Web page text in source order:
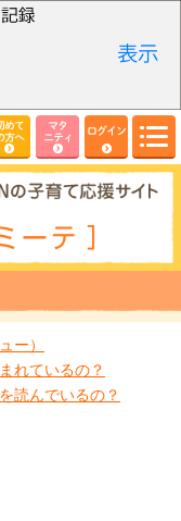
めて
方へ
マタ
ニティ
ログイン
ー）
れているの？
読んでいるの？